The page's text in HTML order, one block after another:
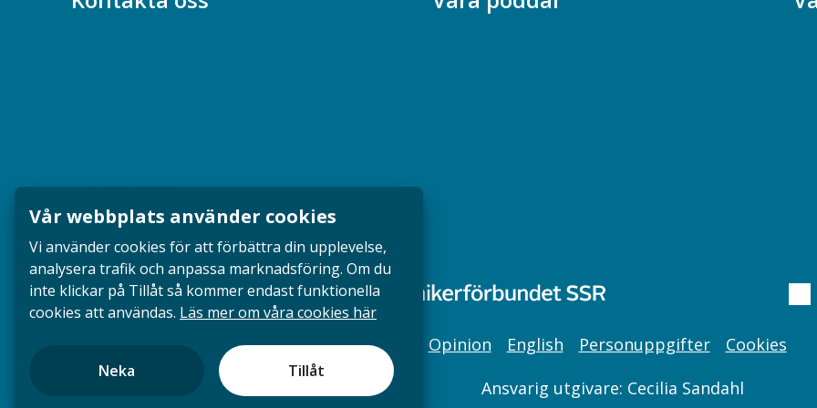
Dina försäkringar i Akademikerförsäkring
Opinion English Personuppgifter
Cookies
Ansvarig utgivare: Cecilia Sandahl
Vår webbplats använder cookies
Vi använder cookies för att förbättra din upplevelse,
analysera trafik och anpassa marknadsföring. Om du
inte klickar på Tillåt så kommer endast funktionella
cookies att användas. Läs mer om våra cookies här
Neka Tillåt